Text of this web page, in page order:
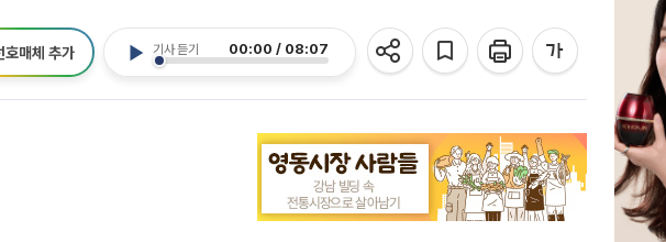
기사 듣기 00:00 / 08:07
호매체 추가